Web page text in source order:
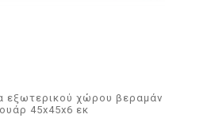
εξωτερικού χώρου βεραμάν
45x45x6 εκ